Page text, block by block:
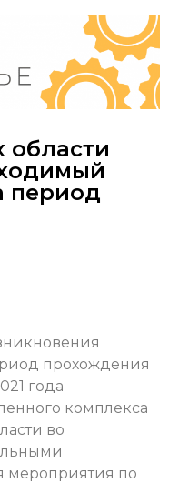
области
период
прохождения
года
комплекса
во
мероприятия по